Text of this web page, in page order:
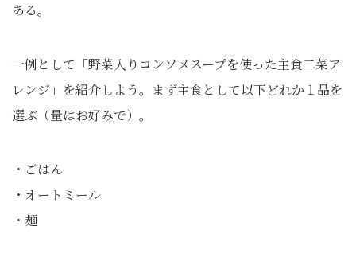
ある。
一例として「野菜入りコンソメスープを使った主食二菜ア
レンジ」を紹介しよう。まず主食として以下どれか１品を
選ぶ（量はお好みで）。
・ごはん
・オートミール
・麺